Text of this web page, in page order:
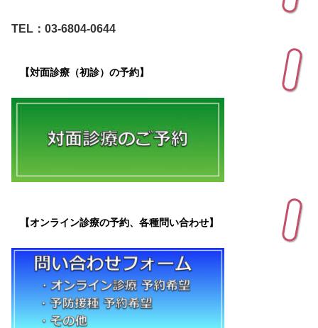
TEL：03-6804-0644
【対面診療（初診）の予約】
【オンライン診療の予約、各種問い合わせ】